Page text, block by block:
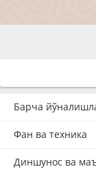
Барча
Фан ва техника
Диншунос ва